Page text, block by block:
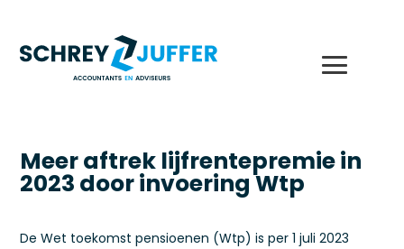
Meer aftrek lijfrentepremie in
2023 door invoering Wtp
De Wet toekomst pensioenen (Wtp) is per 1 juli 2023